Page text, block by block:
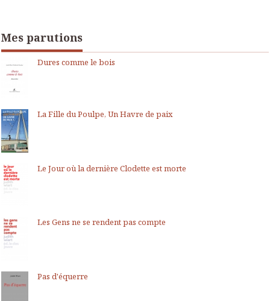
Mes parutions
Dures comme le bois
La Fille du Poulpe, Un Havre de paix
Le Jour où la dernière Clodette est morte
Les Gens ne se rendent pas compte
Pas d'équerre